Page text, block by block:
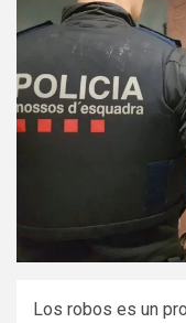
Los robos es un